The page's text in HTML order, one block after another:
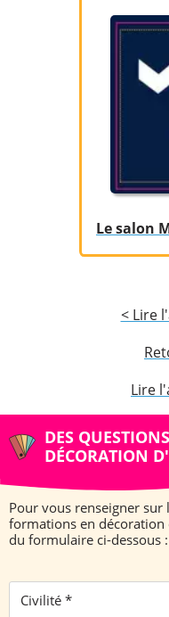
Le salon
< Lire
Lire
DES
DÉCORATION
Pour vous renseigner
formations en
du formulaire ci-dessous :
Civilité *